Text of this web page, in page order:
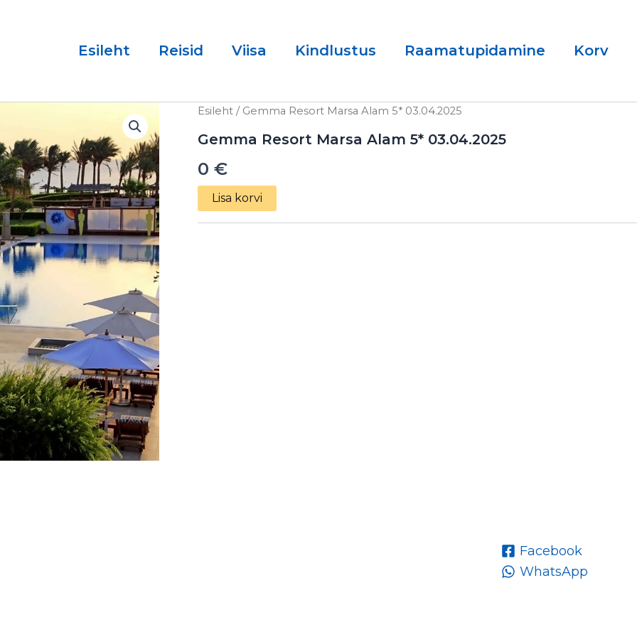
Esileht Reisid Viisa Kindlustus Raamatupidamine Korv
Esileht/ Gemma Resort Marsa Alam 5* 03.04.2025
Gemma Resort Marsa Alam 5* 03.04.2025
0 €
Gemma
Marsa
5*
kogusLisa korvi
Facebook
WhatsApp